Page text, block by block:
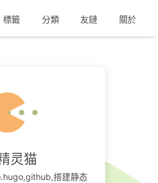
標籤 分類 友鏈 關於
灵猫
搭建静态